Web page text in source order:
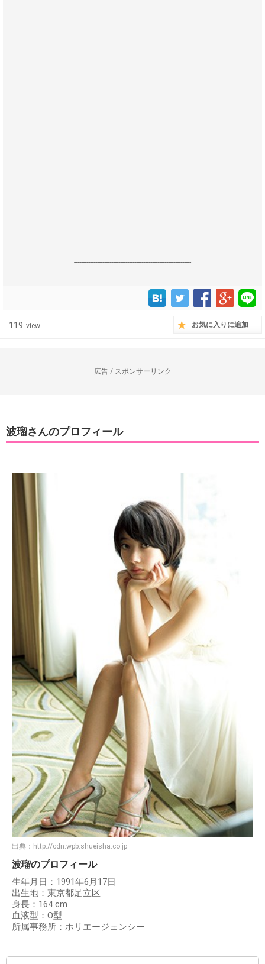
------------------------------------------------------------------
119 view お気に入りに追加
広告 / スポンサーリンク
波瑠さんのプロフィール
出典： http://cdn.wpb.shueisha.co.jp
波瑠のプロフィール
生年月日：1991年6月17日
出生地：東京都足立区
身長：164 cm
血液型：O型
所属事務所：ホリエージェンシー